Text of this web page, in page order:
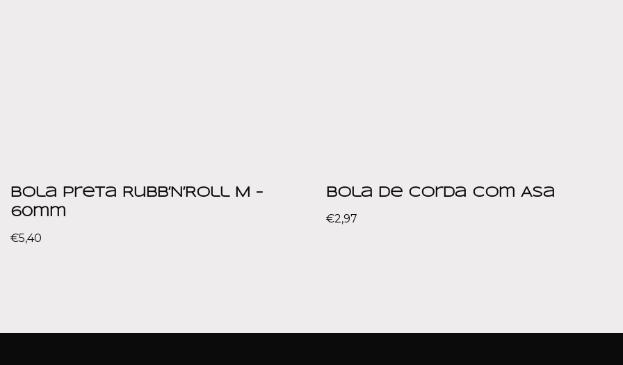
Bola Preta Rubb’N’Roll M –
60mm
€5,40
Bola de Corda com Asa
€2,97